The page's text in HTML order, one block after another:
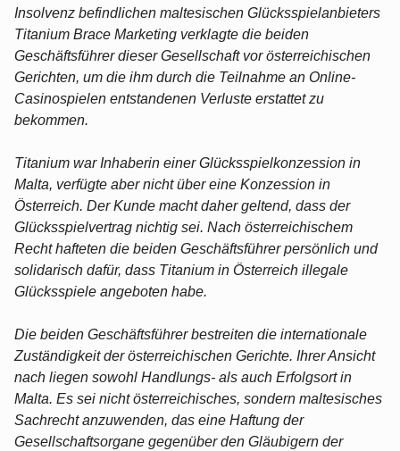
Insolvenz befindlichen maltesischen Glücksspielanbieters
Titanium Brace Marketing verklagte die beiden
Geschäftsführer dieser Gesellschaft vor österreichischen
Gerichten, um die ihm durch die Teilnahme an Online-
Casinospielen entstandenen Verluste erstattet zu
bekommen.
Titanium war Inhaberin einer Glücksspielkonzession in
Malta, verfügte aber nicht über eine Konzession in
Österreich. Der Kunde macht daher geltend, dass der
Glücksspielvertrag nichtig sei. Nach österreichischem
Recht hafteten die beiden Geschäftsführer persönlich und
solidarisch dafür, dass Titanium in Österreich illegale
Glücksspiele angeboten habe.
Die beiden Geschäftsführer bestreiten die internationale
Zuständigkeit der österreichischen Gerichte. Ihrer Ansicht
nach liegen sowohl Handlungs- als auch Erfolgsort in
Malta. Es sei nicht österreichisches, sondern maltesisches
Sachrecht anzuwenden, das eine Haftung der
Gesellschaftsorgane gegenüber den Gläubigern der